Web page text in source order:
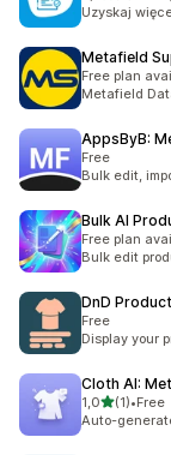
Uzyskaj
Metafield
Free plan
Metafield
AppsByB:
Free
Bulk edit,
Bulk AI
Free plan
Bulk edit
DnD
Free
Display your
Cloth AI:
1,0na 5
(1)
Łączna liczba
•Free
Auto-